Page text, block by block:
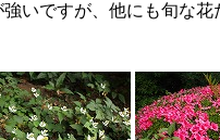
いですが、他にも旬な